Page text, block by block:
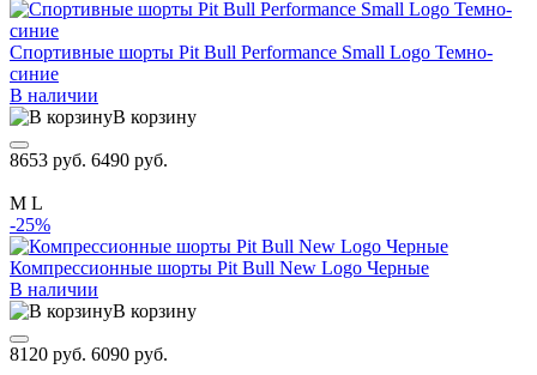
Спортивные шорты Pit Bull Performance Small Logo Темно-
синие
В наличии
В корзину
8653 руб. 6490 руб.
M L
-25%
Компрессионные шорты Pit Bull New Logo Черные
В наличии
В корзину
8120 руб. 6090 руб.